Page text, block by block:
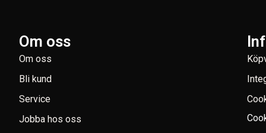
Om oss
Om oss
Bli kund
Service
Jobba hos oss